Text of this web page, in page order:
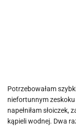
Potrzebowałam
niefortunnym
napełniłam słoiczek,
kąpieli wodnej. Dwa